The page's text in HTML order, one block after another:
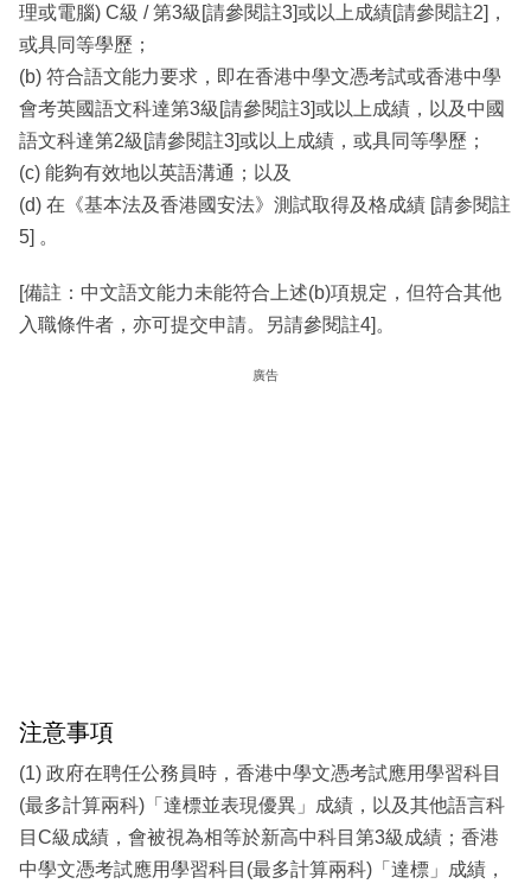
理或電腦) C級 / 第3級[請參閱註3]或以上成績[請參閱註2]，
或具同等學歷；
(b) 符合語文能力要求，即在香港中學文憑考試或香港中學
會考英國語文科達第3級[請參閱註3]或以上成績，以及中國
語文科達第2級[請參閱註3]或以上成績，或具同等學歷；
(c) 能夠有效地以英語溝通；以及
(d) 在《基本法及香港國安法》測試取得及格成績 [請参閱註
5] 。
[備註：中文語文能力未能符合上述(b)項規定，但符合其他
入職條件者，亦可提交申請。另請參閱註4]。
廣告
注意事項
(1) 政府在聘任公務員時，香港中學文憑考試應用學習科目
(最多計算兩科)「達標並表現優異」成績，以及其他語言科
目C級成績，會被視為相等於新高中科目第3級成績；香港
中學文憑考試應用學習科目(最多計算兩科)「達標」成績，